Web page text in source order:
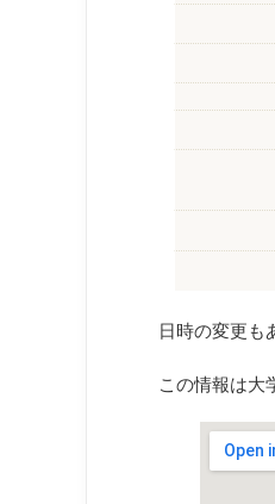
日時の変更も
この情報は大